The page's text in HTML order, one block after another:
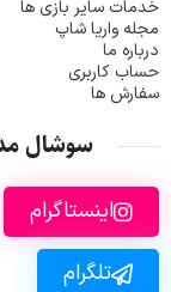
خدمات سایر بازی ها
مجله واریا شاپ
درباره ما
حساب کاربری
سفارش ها
سوشال
اینستاگرام
تلگرام